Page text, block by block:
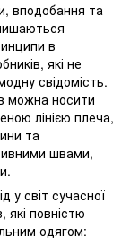
вподобання та
в
які не
свідомість.
можна носити
лінією плеча,
та
швами,
у світ сучасної
які повністю
одягом: